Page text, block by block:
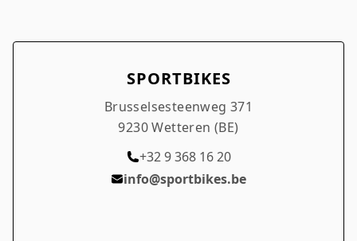
SPORTBIKES
Brusselsesteenweg 371
9230 Wetteren (BE)
+32 9 368 16 20
info@sportbikes.be